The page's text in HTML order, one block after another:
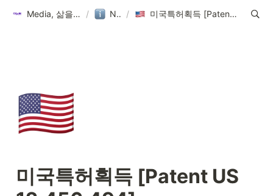
Media, 삶을 이롭게 하다 / Notice / 미국특허획득 [Patent US 12,456,494]
🇺🇸
미국특허획득 [Patent US